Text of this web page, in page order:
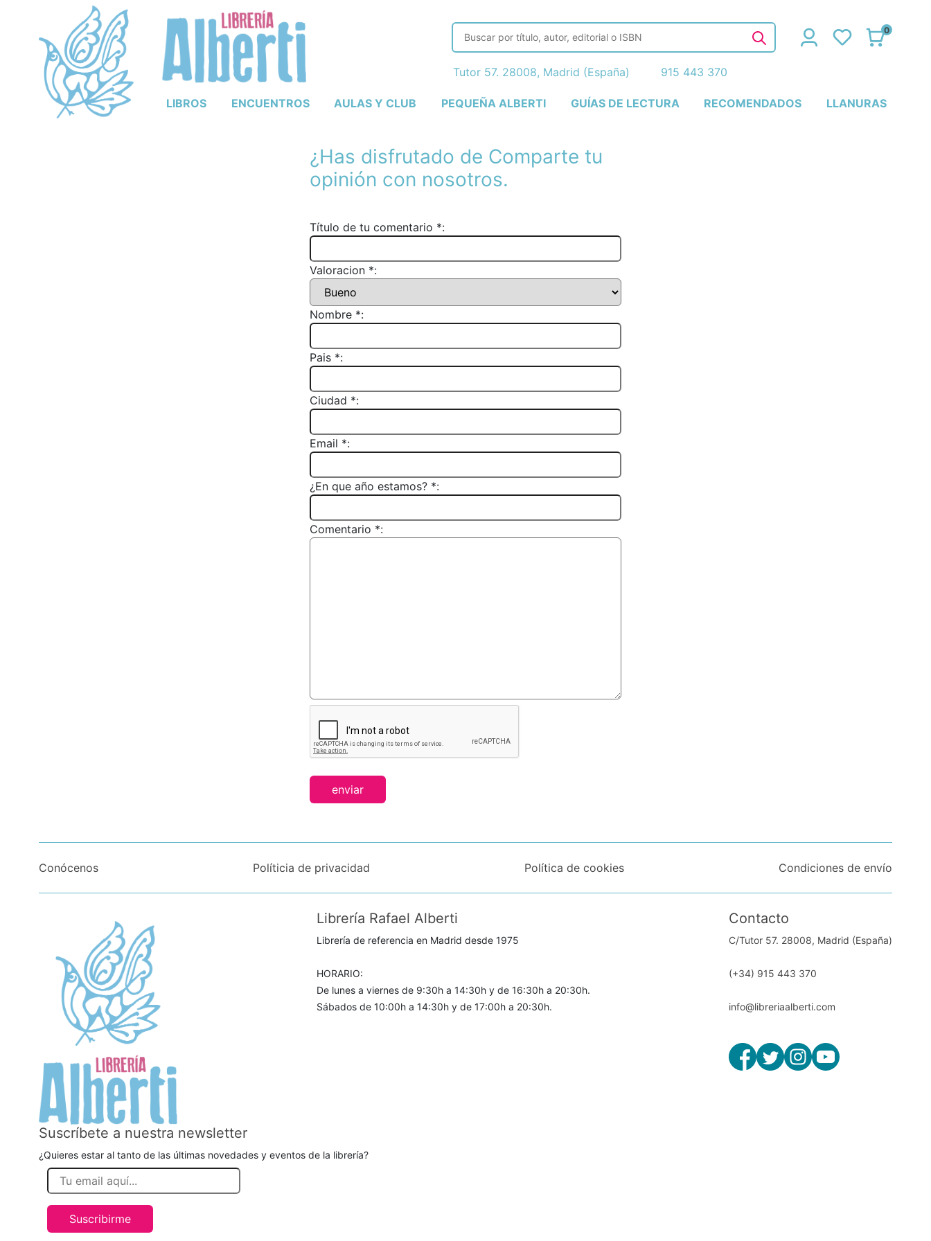
LIBROS ENCUENTROS AULAS Y CLUB PEQUEÑA ALBERTI GUÍAS DE LECTURA RECOMENDADOS LLANURAS
0
Tutor 57. 28008, Madrid (España) 915 443 370
¿Has disfrutado de Comparte tu
opinión con nosotros.
Título de tu comentario *:
Valoracion *:
Nombre *:
Pais *:
Ciudad *:
Email *:
¿En que año estamos? *:
Comentario *:
enviar
Conócenos Políticia de privacidad Política de cookies Condiciones de envío
Librería Rafael Alberti
Librería de referencia en Madrid desde 1975
HORARIO:
De lunes a viernes de 9:30h a 14:30h y de 16:30h a 20:30h.
Sábados de 10:00h a 14:30h y de 17:00h a 20:30h.
Contacto
C/Tutor 57. 28008, Madrid (España)
(+34) 915 443 370
info@libreriaalberti.com
Suscríbete a nuestra newsletter
¿Quieres estar al tanto de las últimas novedades y eventos de la librería?
Suscribirme